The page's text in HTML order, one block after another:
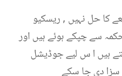
کا حل نہیں , ریسکیو
سے چپکے ہوئے ہیں اور
ہیں ا س لیے جوڈیشل